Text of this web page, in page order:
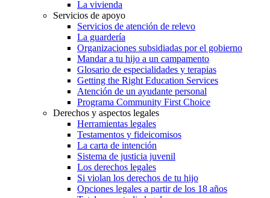
La vivienda
Servicios de apoyo
Servicios de atención de relevo
La guardería
Organizaciones subsidiadas por el gobierno
Mandar a tu hijo a un campamento
Glosario de especialidades y terapias
Getting the Right Education Services
Atención de un ayudante personal
Programa Community First Choice
Derechos y aspectos legales
Herramientas legales
Testamentos y fideicomisos
La carta de intención
Sistema de justicia juvenil
Los derechos legales
Si violan los derechos de tu hijo
Opciones legales a partir de los 18 años